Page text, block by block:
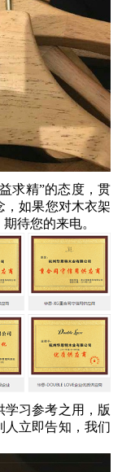
求精”的态度，贯
，如果您对木衣架
期待您的来电。
习参考之用，版
人立即告知，我们